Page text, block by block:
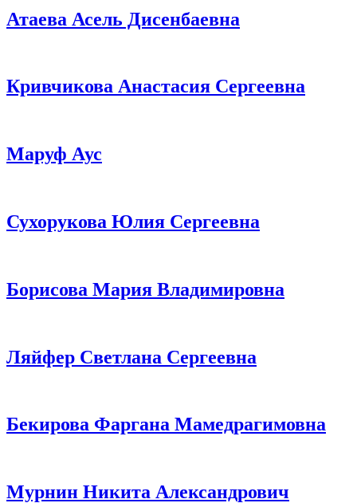
Атаева Асель Дисенбаевна
Кривчикова Анастасия Сергеевна
Маруф Аус
Сухорукова Юлия Сергеевна
Борисова Мария Владимировна
Ляйфер Светлана Сергеевна
Бекирова Фаргана Мамедрагимовна
Мурнин Никита Александрович